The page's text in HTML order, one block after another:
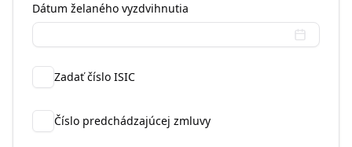
Dátum želaného vyzdvihnutia
Zadať číslo ISIC
Číslo predchádzajúcej zmluvy